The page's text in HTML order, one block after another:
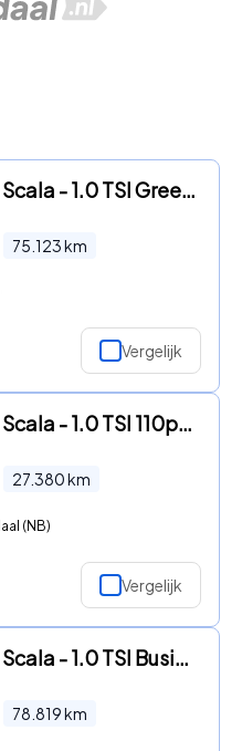
Skoda Scala - 1.0 TSI Greentech 110pk CLEVER Business CAMERA, DIGIDASH, NA
75.123km
Vergelijk
Skoda Scala - 1.0 TSI 110pk DSG Ambition | Carplay/Android | Lane/Frontass
27.380km
(NB)
Vergelijk
Skoda Scala - 1.0 TSI Business Edition Automaat | Stoelverwarming | Naviga
78.819km